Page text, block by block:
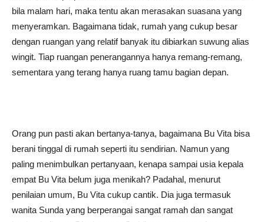
bila malam hari, maka tentu akan merasakan suasana yang
menyeramkan. Bagaimana tidak, rumah yang cukup besar
dengan ruangan yang relatif banyak itu dibiarkan suwung alias
wingit. Tiap ruangan penerangannya hanya remang-remang,
sementara yang terang hanya ruang tamu bagian depan.
Orang pun pasti akan bertanya-tanya, bagaimana Bu Vita bisa
berani tinggal di rumah seperti itu sendirian. Namun yang
paling menimbulkan pertanyaan, kenapa sampai usia kepala
empat Bu Vita belum juga menikah? Padahal, menurut
penilaian umum, Bu Vita cukup cantik. Dia juga termasuk
wanita Sunda yang berperangai sangat ramah dan sangat